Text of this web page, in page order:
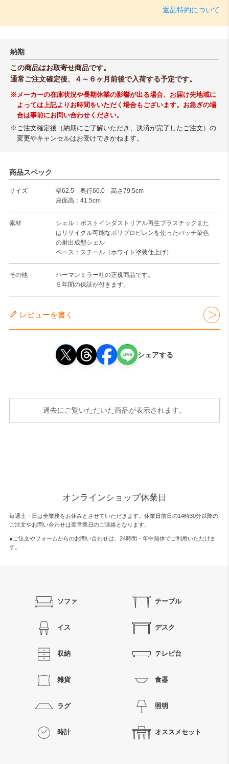
返品特約について
納期
この商品はお取寄せ商品です。
通常ご注文確定後、４～６ヶ月前後で入荷する予定です。
※メーカーの在庫状況や長期休業の影響が出る場合、お届け先地域に
よっては上記よりお時間をいただく場合もございます。お急ぎの場
合は事前にお問い合わせください。
※ご注文確定後（納期にご了解いただき、決済が完了したご注文）の
変更やキャンセルはお受けできかねます。
商品スペック
サイズ
幅62.5 奥行60.0 高さ79.5cm
座面高：41.5cm
素材
シェル：ポストインダストリアル再生プラスチックまた
はリサイクル可能なポリプロピレンを使ったバッチ染色
の射出成型シェル
ベース：スチール（ホワイト塗装仕上げ）
その他
ハーマンミラー社の正規商品です。
５年間の保証が付きます。
レビューを書く
シェアする
過去にご覧いただいた商品が表示されます。
オンラインショップ休業日
毎週土・日は全業務をお休みとさせていただきます。休業日前日の14時30分以降の
ご注文やお問い合わせは翌営業日のご連絡となります。
●ご注文やフォームからのお問い合わせは、 24時間・年中無休でご利用いただけま
す。
ソファ テーブル
イス デスク
収納 テレビ台
雑貨 食器
ラグ 照明
時計 オススメセット